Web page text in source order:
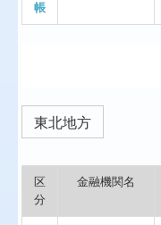
帳
東北地方
区
分
金融機関名